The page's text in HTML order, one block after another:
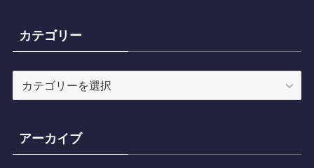
カテゴリー
テ
リ
ー
アーカイブ